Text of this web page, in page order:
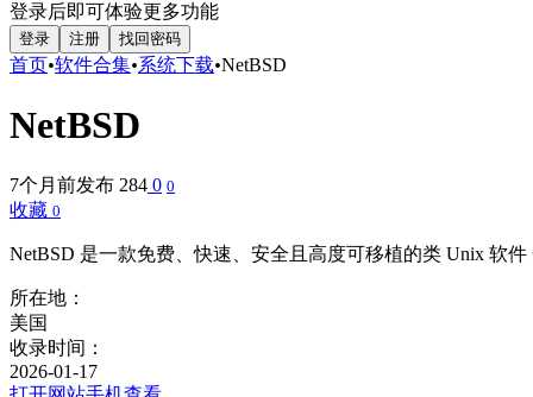
登录后即可体验更多功能
登录 注册 找回密码
首页•软件合集•系统下载•NetBSD
NetBSD
7个月前发布 284 0 0
收藏 0
NetBSD 是一款免费、快速、安全且高度可移植的类 Unix 软
所在地：
美国
收录时间：
2026-01-17